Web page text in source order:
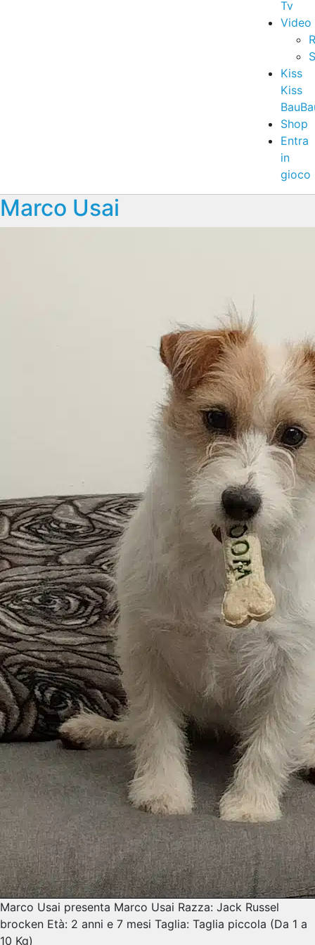
Tv
Video
Kiss
Kiss
Shop
Entra
in
gioco
Marco Usai
Marco Usai presenta Marco Usai Razza: Jack Russel
brocken Età: 2 anni e 7 mesi Taglia: Taglia piccola (Da 1 a
10 Kg)